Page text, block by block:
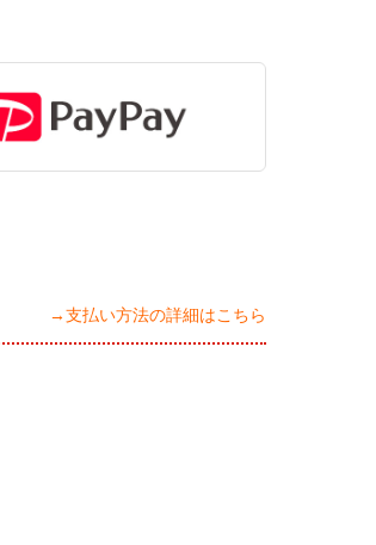
→支払い方法の詳細はこちら